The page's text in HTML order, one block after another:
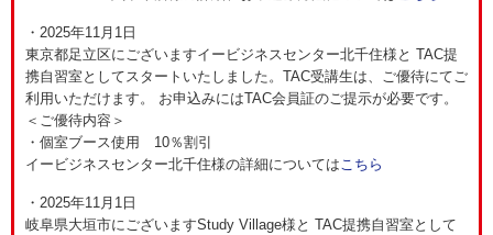
・2025年11月1日
東京都足立区にございますイービジネスセンター北千住様と TAC提
携自習室としてスタートいたしました。TAC受講生は、ご優待にてご
利用いただけます。 お申込みにはTAC会員証のご提示が必要です。
＜ご優待内容＞
・個室ブース使用 10％割引
イービジネスセンター北千住様の詳細についてはこちら
・2025年11月1日
岐阜県大垣市にございますStudy Village様と TAC提携自習室として